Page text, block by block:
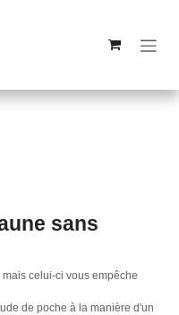
sans
celui-ci vous empêche
de poche à la manière d'un